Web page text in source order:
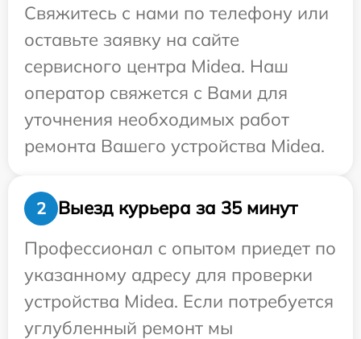
Свяжитесь с нами по телефону или
оставьте заявку на сайте
сервисного центра Midea. Наш
оператор свяжется с Вами для
уточнения необходимых работ
ремонта Вашего устройства Midea.
2
Выезд курьера за 35 минут
Профессионал с опытом приедет по
указанному адресу для проверки
устройства Midea. Если потребуется
углубленный ремонт мы